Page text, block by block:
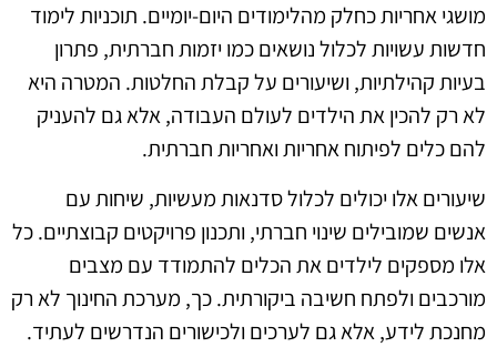
מושגי אחריות כחלק מהלימודים היום-יומיים. תוכניות לימוד
חדשות עשויות לכלול נושאים כמו יזמות חברתית, פתרון
בעיות קהילתיות, ושיעורים על קבלת החלטות. המטרה היא
לא רק להכין את הילדים לעולם העבודה, אלא גם להעניק
להם כלים לפיתוח אחריות ואחריות חברתית.
שיעורים אלו יכולים לכלול סדנאות מעשיות, שיחות עם
אנשים שמובילים שינוי חברתי, ותכנון פרויקטים קבוצתיים. כל
אלו מספקים לילדים את הכלים להתמודד עם מצבים
מורכבים ולפתח חשיבה ביקורתית. כך, מערכת החינוך לא רק
מחנכת לידע, אלא גם לערכים ולכישורים הנדרשים לעתיד.